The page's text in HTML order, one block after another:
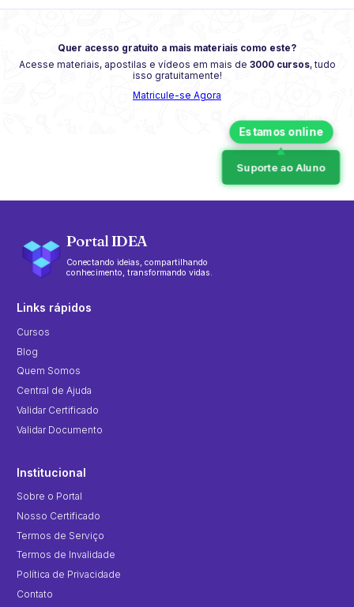
Quer acesso gratuito a mais materiais como este?
Acesse materiais, apostilas e vídeos em mais de 3000 cursos, tudo
isso gratuitamente!
Matricule-se Agora
Suporte ao Aluno
Portal IDEA
Conectando ideias, compartilhando
conhecimento, transformando vidas.
Links rápidos
Cursos
Blog
Quem Somos
Central de Ajuda
Validar Certificado
Validar Documento
Institucional
Sobre o Portal
Nosso Certificado
Termos de Serviço
Termos de Invalidade
Política de Privacidade
Contato